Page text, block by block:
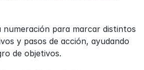
numeración para marcar distintos
y pasos de acción, ayudando
de objetivos.